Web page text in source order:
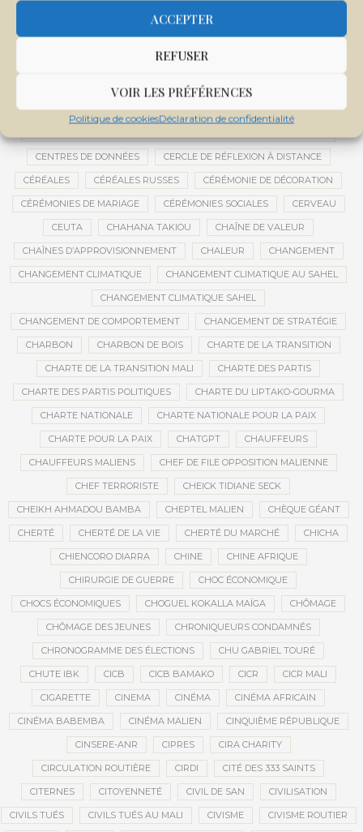
ACCEPTER
REFUSER
VOIR LES PRÉFÉRENCES
Politique de cookiesDéclaration de confidentialité
CENTRALE SOLAIRE DE SANANKOROBA
CENTRE D'INTELLIGENCE ARTIFICIELLE
CENTRE DE SANTÉ COMMUNAUTAIRE
CENTRE INTERNATIONAL DE CONFÉRENCES DE BAMAKO
CENTRE MALI
CENTRES DE DONNÉES CERCLE DE RÉFLEXION À DISTANCE
CÉRÉALES CÉRÉALES RUSSES CÉRÉMONIE DE DÉCORATION
CÉRÉMONIES DE MARIAGE CÉRÉMONIES SOCIALES CERVEAU
CEUTA CHAHANA TAKIOU CHAÎNE DE VALEUR
CHAÎNES D’APPROVISIONNEMENT CHALEUR CHANGEMENT
CHANGEMENT CLIMATIQUE CHANGEMENT CLIMATIQUE AU SAHEL
CHANGEMENT CLIMATIQUE SAHEL
CHANGEMENT DE COMPORTEMENT CHANGEMENT DE STRATÉGIE
CHARBON CHARBON DE BOIS CHARTE DE LA TRANSITION
CHARTE DE LA TRANSITION MALI CHARTE DES PARTIS
CHARTE DES PARTIS POLITIQUES CHARTE DU LIPTAKO-GOURMA
CHARTE NATIONALE CHARTE NATIONALE POUR LA PAIX
CHARTE POUR LA PAIX CHATGPT CHAUFFEURS
CHAUFFEURS MALIENS CHEF DE FILE OPPOSITION MALIENNE
CHEF TERRORISTE CHEICK TIDIANE SECK
CHEIKH AHMADOU BAMBA CHEPTEL MALIEN CHÈQUE GÉANT
CHERTÉ CHERTÉ DE LA VIE CHERTÉ DU MARCHÉ CHICHA
CHIENCORO DIARRA CHINE CHINE AFRIQUE
CHIRURGIE DE GUERRE CHOC ÉCONOMIQUE
CHOCS ÉCONOMIQUES CHOGUEL KOKALLA MAÏGA CHÔMAGE
CHÔMAGE DES JEUNES CHRONIQUEURS CONDAMNÉS
CHRONOGRAMME DES ÉLECTIONS CHU GABRIEL TOURÉ
CHUTE IBK CICB CICB BAMAKO CICR CICR MALI
CIGARETTE CINEMA CINÉMA CINÉMA AFRICAIN
CINÉMA BABEMBA CINÉMA MALIEN CINQUIÈME RÉPUBLIQUE
CINSERE-ANR CIPRES CIRA CHARITY
CIRCULATION ROUTIÈRE CIRDI CITÉ DES 333 SAINTS
CITERNES CITOYENNETÉ CIVIL DE SAN CIVILISATION
CIVILS TUÉS CIVILS TUÉS AU MALI CIVISME CIVISME ROUTIER